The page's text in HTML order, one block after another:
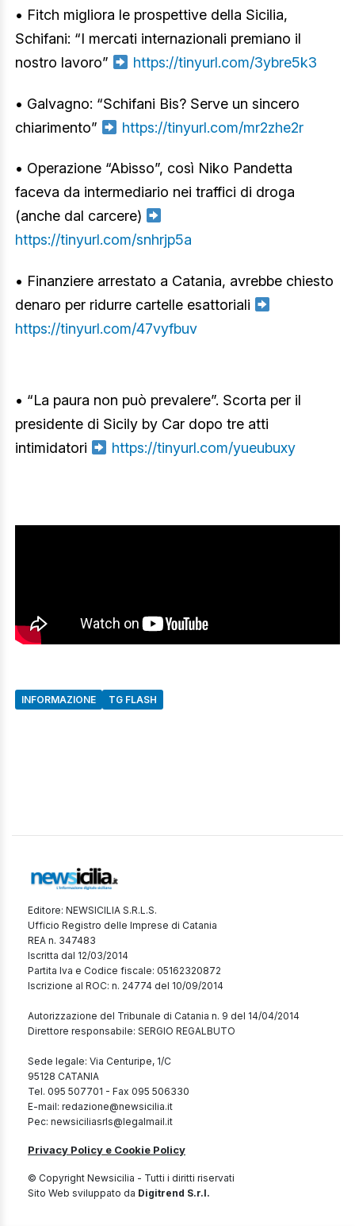
• Fitch migliora le prospettive della Sicilia,
Schifani: “I mercati internazionali premiano il
nostro lavoro”
https://tinyurl.com/3ybre5k3
• Galvagno: “Schifani Bis? Serve un sincero
chiarimento”
https://tinyurl.com/mr2zhe2r
• Operazione “Abisso”, così Niko Pandetta
faceva da intermediario nei traffici di droga
(anche dal carcere)
https://tinyurl.com/snhrjp5a
• Finanziere arrestato a Catania, avrebbe chiesto
denaro per ridurre cartelle esattoriali
https://tinyurl.com/47vyfbuv
• “La paura non può prevalere”. Scorta per il
presidente di Sicily by Car dopo tre atti
intimidatori
https://tinyurl.com/yueubuxy
INFORMAZIONE TG FLASH
Editore: NEWSICILIA S.R.L.S.
Ufficio Registro delle Imprese di Catania
REA n. 347483
Iscritta dal 12/03/2014
Partita Iva e Codice fiscale: 05162320872
Iscrizione al ROC: n. 24774 del 10/09/2014
Autorizzazione del Tribunale di Catania n. 9 del 14/04/2014
Direttore responsabile: SERGIO REGALBUTO
Sede legale: Via Centuripe, 1/C
95128 CATANIA
Tel. 095 507701 - Fax 095 506330
E-mail: redazione@newsicilia.it
Pec: newsiciliasrls@legalmail.it
Privacy Policy e Cookie Policy
© Copyright Newsicilia - Tutti i diritti riservati
Sito Web sviluppato da Digitrend S.r.l.